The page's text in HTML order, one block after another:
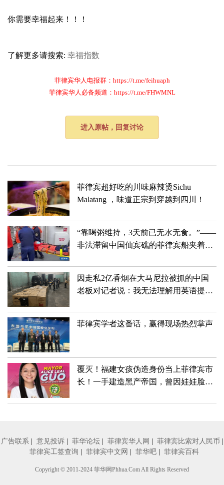
你需要幸福起来！！！
了解更多请搜索: 幸福指数
菲律宾华人电报群：https://t.me/feihuaph
菲律宾华人必备频道：https://t.me/FHWMNL
进入原帖，回复讨论
菲律宾超好吃的川味麻辣烫Sichu
Malatang ，味道正宗到穿越到四川！
“靠喝粥维持，3天前已无水无食。”——
非法滞留中国仙宾礁的菲律宾船夹着尾
因走私2亿香烟在大马尼拉被抓的中国
老板对记者说：我无法理解用英语提出
菲律宾学者这番话，赢得现场热烈掌声
覆灭！福建女孩伪造身份当上菲律宾市
长！一手建造黑产帝国，曾因娃娃脸深
广告联系 意见投诉 菲华论坛 菲律宾华人网 菲律宾比索对人民币
菲律宾工签查询
菲律宾中文网 菲华吧 菲律宾百科
Copyright © 2011-2024 菲华网Phhua.Com All Rights Reserved